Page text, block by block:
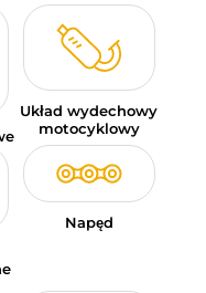
Układ wydechowy
motocyklowy
Napęd